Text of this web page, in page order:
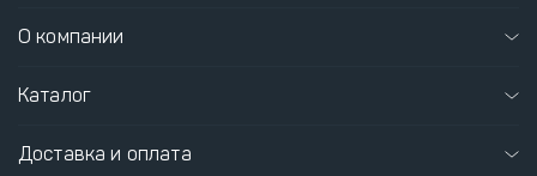
О компании
Каталог
Доставка и оплата